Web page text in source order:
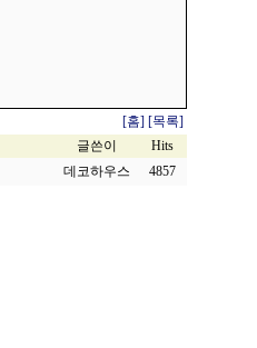
[홈] [목록]
글쓴이
Hits
데코하우스 4857